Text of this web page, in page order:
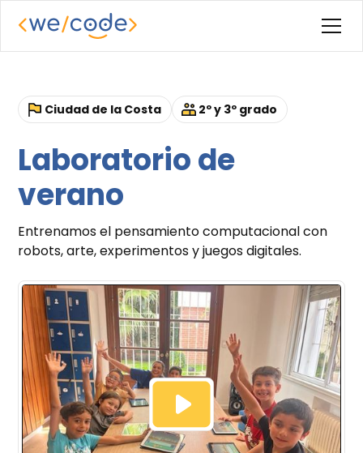
Ciudad de la Costa 2º y 3º grado
Laboratorio de
verano
Entrenamos el pensamiento computacional con
robots, arte, experimentos y juegos digitales.